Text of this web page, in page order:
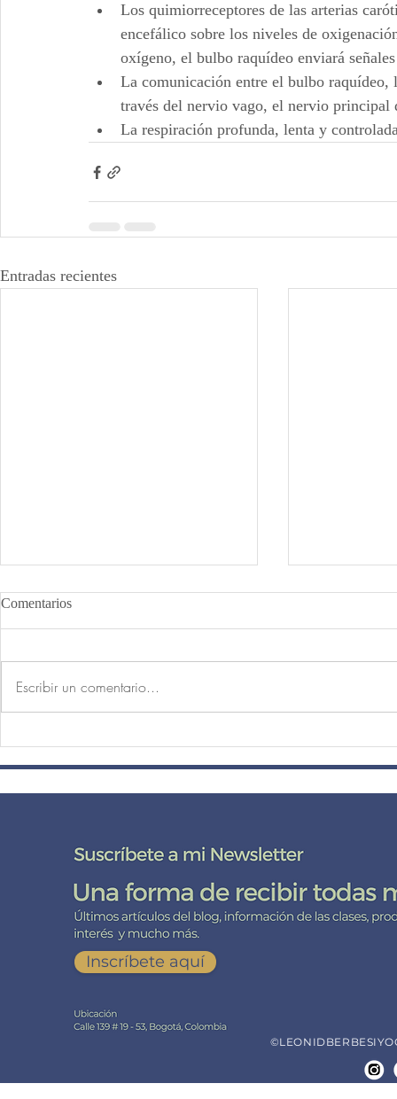
Los quimiorreceptores de las arterias
encefálico sobre los niveles de
oxígeno, el bulbo raquídeo enviará
La comunicación entre el bulbo
través del nervio vago, el nervio principal
La respiración profunda, lenta y
Entradas recientes
Yoga?
Comentarios
Escribir un comentario...
Inscríbete aquí